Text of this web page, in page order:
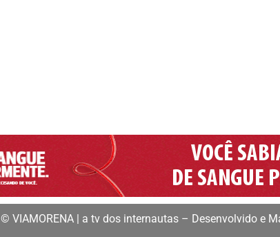
© VIAMORENA | a tv dos internautas – Desenvolvido e